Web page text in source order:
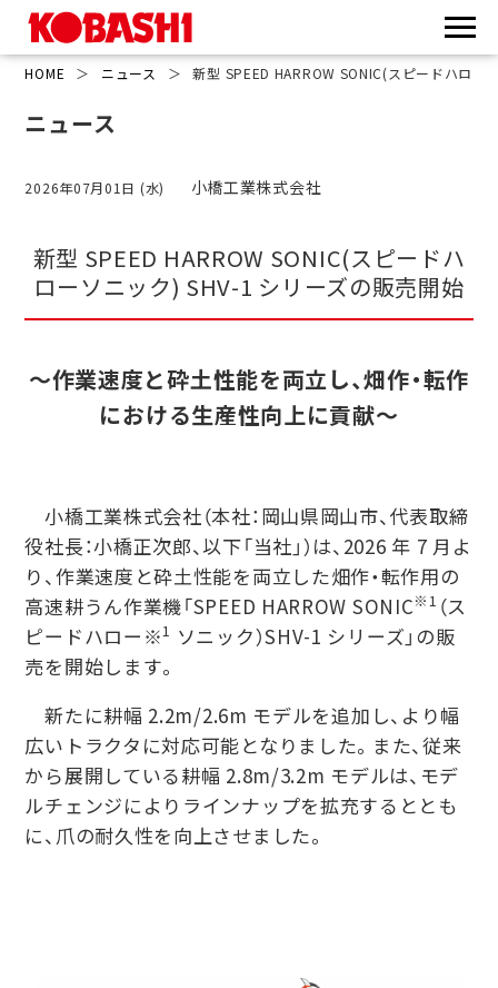
HOME ＞ ニュース ＞ 新型 SPEED HARROW SONIC(スピードハロー
ニュース
2026年07月01日 (水) 小橋工業株式会社
新型 SPEED HARROW SONIC(スピードハ
ローソニック) SHV-1 シリーズの販売開始
～作業速度と砕⼟性能を両⽴し、畑作・転作
における⽣産性向上に貢献～
⼩橋⼯業株式会社（本社：岡⼭県岡⼭市、代表取締
役社⻑：⼩橋正次郎、以下「当社」）は、2026 年 7 ⽉よ
り、作業速度と砕⼟性能を両⽴した畑作・転作⽤の
⾼速耕うん作業機「SPEED HARROW SONIC※1 （ス
ピードハロー※1 ソニック）SHV-1 シリーズ」の販
売を開始します。
新たに耕幅 2.2m/2.6m モデルを追加し、より幅
広いトラクタに対応可能となりました。また、従来
から展開している耕幅 2.8m/3.2m モデルは、モデ
ルチェンジによりラインナップを拡充するととも
に、⽖の耐久性を向上させました。